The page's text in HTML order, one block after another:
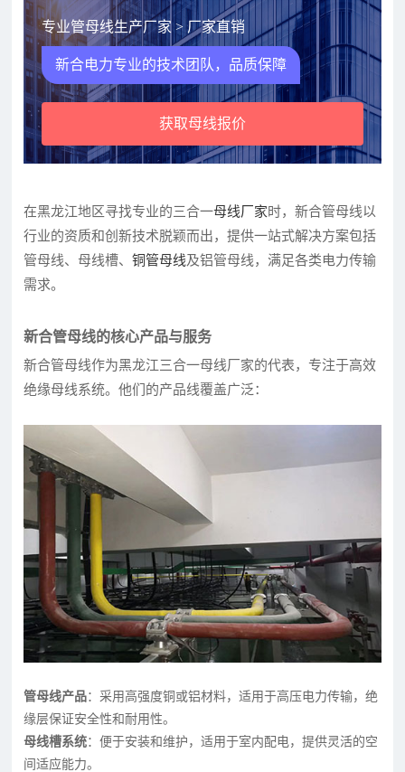
专业管母线生产厂家 > 厂家直销
新合电力专业的技术团队，品质保障
获取母线报价
在黑龙江地区寻找专业的三合一母线厂家时，新合管母线以
行业的资质和创新技术脱颖而出，提供一站式解决方案包括
管母线、母线槽、铜管母线及铝管母线，满足各类电力传输
需求。
新合管母线的核心产品与服务
新合管母线作为黑龙江三合一母线厂家的代表，专注于高效
绝缘母线系统。他们的产品线覆盖广泛：
管母线产品：采用高强度铜或铝材料，适用于高压电力传输，绝
缘层保证安全性和耐用性。
母线槽系统：便于安装和维护，适用于室内配电，提供灵活的空
间适应能力。